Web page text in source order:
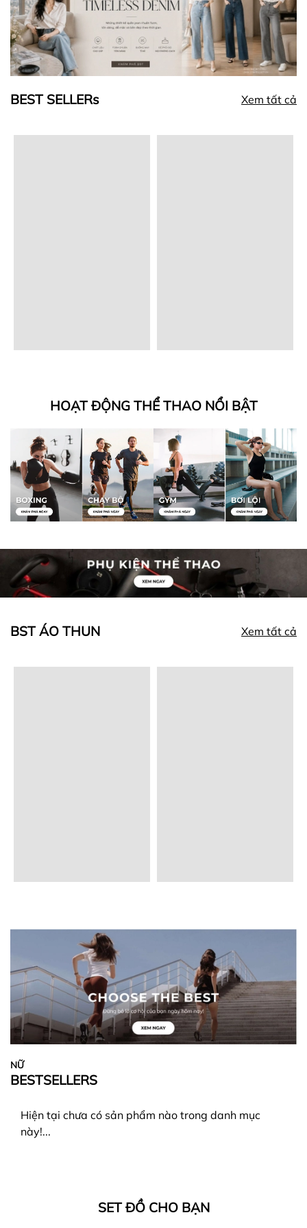
BEST SELLERs Xem tất cả
HOẠT ĐỘNG THỂ THAO NỔI BẬT
BST ÁO THUN Xem tất cả
NỮ
BESTSELLERS
Hiện tại chưa có sản phẩm nào trong danh mục
này!...
SET ĐỒ CHO BẠN